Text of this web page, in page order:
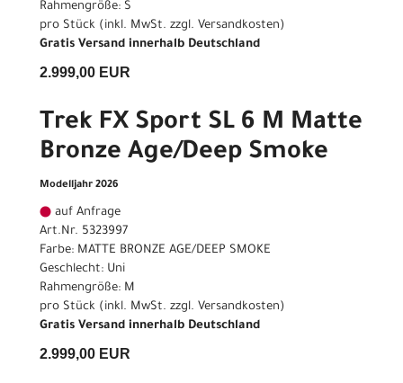
Rahmengröße: S
pro Stück (inkl. MwSt. zzgl. Versandkosten)
Gratis Versand innerhalb Deutschland
2.999,00 EUR
Trek FX Sport SL 6 M Matte
Bronze Age/Deep Smoke
Modelljahr 2026
auf Anfrage
Art.Nr. 5323997
Farbe: MATTE BRONZE AGE/DEEP SMOKE
Geschlecht: Uni
Rahmengröße: M
pro Stück (inkl. MwSt. zzgl. Versandkosten)
Gratis Versand innerhalb Deutschland
2.999,00 EUR